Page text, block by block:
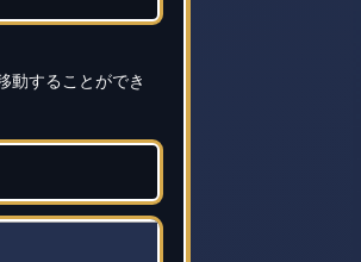
動することができ